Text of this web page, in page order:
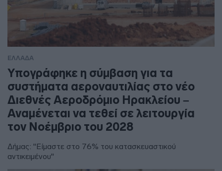
ΕΛΛΑΔΑ
Υπογράφηκε η σύμβαση για τα
συστήματα αεροναυτιλίας στο νέο
Διεθνές Αεροδρόμιο Ηρακλείου –
Αναμένεται να τεθεί σε λειτουργία
τον Νοέμβριο του 2028
Δήμας: "Είμαστε στο 76% του κατασκευαστικού
αντικειμένου"